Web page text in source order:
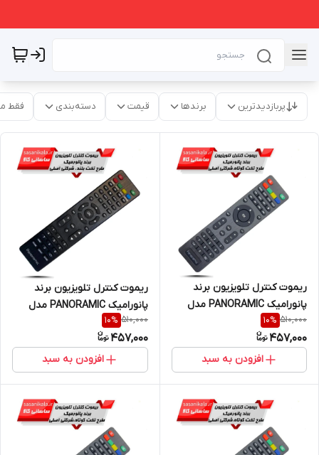
پربازدیدترین برندها قیمت دسته‌بندی فقط
ریموت کنترل تلویزیون برند
پانورامیک PANORAMIC مدل
LAA_123 (اصلی)
510,000
10%
457,000
افزودن به سبد
ریموت کنترل تلویزیون برند
پانورامیک PANORAMIC مدل
PA-LED تخت بلند (اصلی)
510,000
10%
457,000
افزودن به سبد